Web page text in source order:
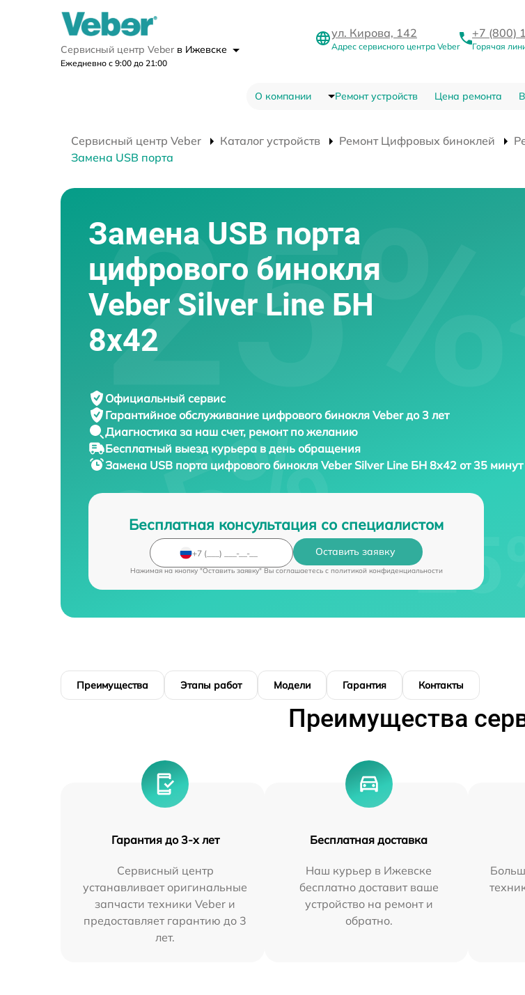
Сервисный центр Veber в Ижевске
Ежедневно с 9:00 до 21:00
ул. Кирова, 142
Адрес сервисного центра Veber
+7 (800)
Горячая
О компании Ремонт устройств Цена ремонта
Сервисный центр Veber Каталог устройств Ремонт Цифровых биноклей
Замена USB порта
Замена USB порта
цифрового бинокля
Veber Silver Line БН
8x42
Официальный сервис
Гарантийное обслуживание цифрового бинокля Veber до 3 лет
Диагностика за наш счет, ремонт по желанию
Бесплатный выезд курьера в день обращения
Замена USB порта цифрового бинокля Veber Silver Line БН 8x42 от 35 минут
Бесплатная консультация со специалистом
Оставить заявку
Нажимая на кнопку "Оставить заявку" Вы соглашаетесь c политикой конфиденциальности
Преимущества Этапы работ Модели Гарантия Контакты
Преимущества
Гарантия до 3-х лет
Сервисный центр
устанавливает оригинальные
запчасти техники Veber и
предоставляет гарантию до 3
лет.
Бесплатная доставка
Наш курьер в Ижевске
бесплатно доставит ваше
устройство на ремонт и
обратно.